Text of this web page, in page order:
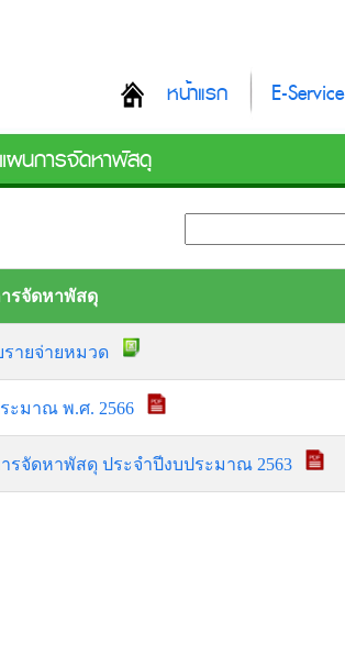
หน้าแรก E-Service
ผนการจัดหาพัสดุ
รจัดหาพัสดุ
รายจ่ายหมวด
ะมาณ พ.ศ. 2566
รจัดหาพัสดุ ประจำปีงบประมาณ 2563